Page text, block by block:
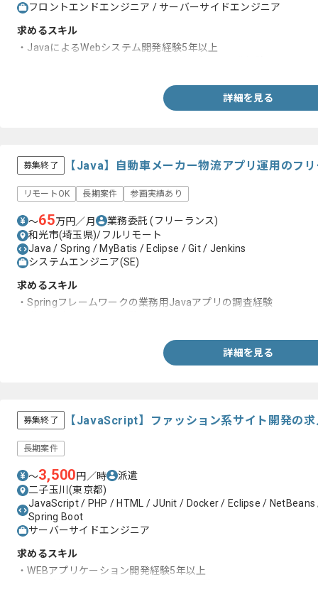
フロントエンドエンジニア / サーバーサイドエンジニア
求めるスキル
・JavaによるWebシステム開発経験5年以上
詳細を見る
募集終了 【Java】自動車メーカー物流アプリ運用のフ
リモートOK 長期案件 参画実績あり
〜65万円／月 業務委託(フリーランス)
和光市(埼玉県)/フルリモート
Java / Spring / MyBatis / Eclipse / Git / Jenkins
システムエンジニア(SE)
求めるスキル
・Springフレームワークの業務用Javaアプリの調査経験
詳細を見る
募集終了 【JavaScript】ファッション系サイト開発の
長期案件
〜3,500円／時
派遣
二子玉川(東京都)
JavaScript / PHP / HTML / JUnit / Docker / Eclipse /
Spring Boot
サーバーサイドエンジニア
求めるスキル
・WEBアプリケーション開発経験5年以上